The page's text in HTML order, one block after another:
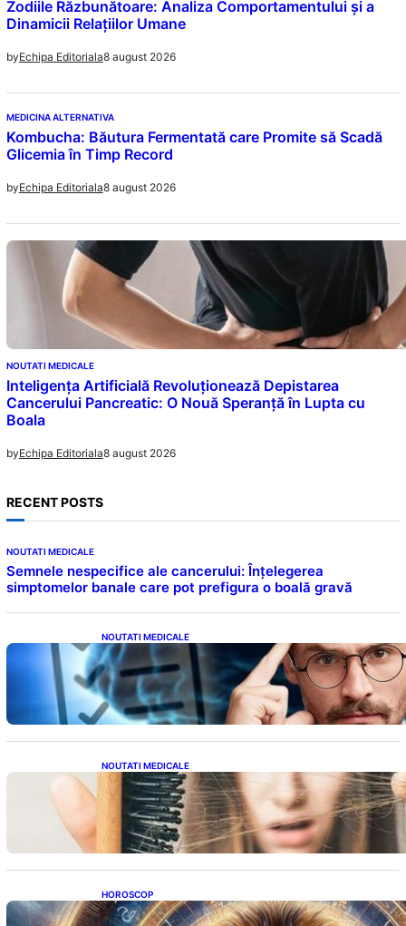
Zodiile Răzbunătoare: Analiza Comportamentului și a
Dinamicii Relațiilor Umane
byEchipa Editoriala8 august 2026
MEDICINA ALTERNATIVA
Kombucha: Băutura Fermentată care Promite să Scadă
Glicemia în Timp Record
byEchipa Editoriala8 august 2026
NOUTATI MEDICALE
Inteligența Artificială Revoluționează Depistarea
Cancerului Pancreatic: O Nouă Speranță în Lupta cu
Boala
byEchipa Editoriala8 august 2026
RECENT POSTS
NOUTATI MEDICALE
Semnele nespecifice ale cancerului: Înțelegerea
simptomelor banale care pot prefigura o boală gravă
NOUTATI MEDICALE
Inteligența dincolo de note: Semnele unui IQ
ridicat care nu țin de școală
NOUTATI MEDICALE
Semnele unei deficiențe de proteine:
Impactul asupra sănătății tale
HOROSCOP
Portalul Leului 8/8: Oportunități de